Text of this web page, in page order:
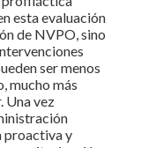
esta evaluación
de NVPO, sino
ser menos
mucho más
Una vez
proactiva y